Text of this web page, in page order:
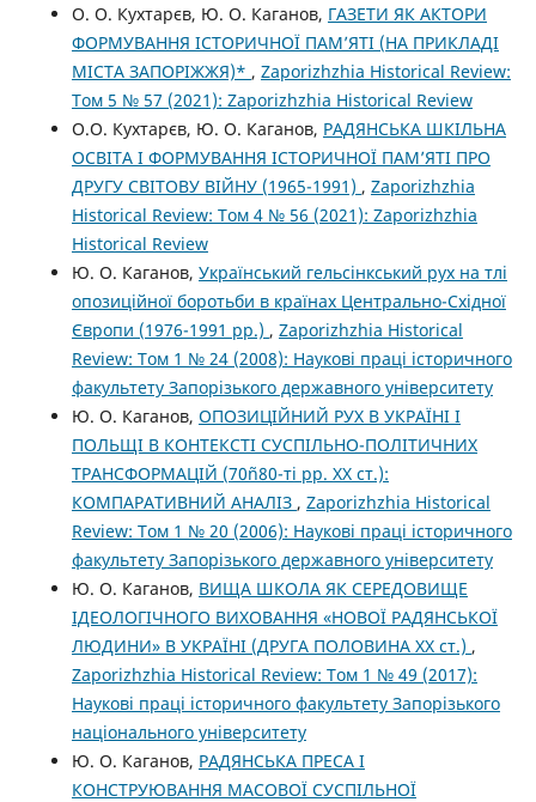
О. О. Кухтарєв, Ю. О. Каганов, ГАЗЕТИ ЯК АКТОРИ
ФОРМУВАННЯ ІСТОРИЧНОЇ ПАМ’ЯТІ (НА ПРИКЛАДІ
МІСТА ЗАПОРІЖЖЯ)* , Zaporizhzhia Historical Review:
Том 5 № 57 (2021): Zaporizhzhia Historical Review
О.О. Кухтарєв, Ю. О. Каганов, РАДЯНСЬКА ШКІЛЬНА
ОСВІТА І ФОРМУВАННЯ ІСТОРИЧНОЇ ПАМ’ЯТІ ПРО
ДРУГУ СВІТОВУ ВІЙНУ (1965-1991) , Zaporizhzhia
Historical Review: Том 4 № 56 (2021): Zaporizhzhia
Historical Review
Ю. О. Каганов, Український гельсінкський рух на тлі
опозиційної боротьби в країнах Центрально-Східної
Європи (1976-1991 рр.) , Zaporizhzhia Historical
Review: Том 1 № 24 (2008): Наукові праці історичного
факультету Запорізького державного університету
Ю. О. Каганов, ОПОЗИЦІЙНИЙ РУХ В УКРАЇНІ І
ПОЛЬЩІ В КОНТЕКСТІ СУСПІЛЬНО-ПОЛІТИЧНИХ
ТРАНСФОРМАЦІЙ (70ñ80-ті рр. XX ст.):
КОМПАРАТИВНИЙ АНАЛІЗ , Zaporizhzhia Historical
Review: Том 1 № 20 (2006): Наукові праці історичного
факультету Запорізького державного університету
Ю. О. Каганов, ВИЩА ШКОЛА ЯК СЕРЕДОВИЩЕ
ІДЕОЛОГІЧНОГО ВИХОВАННЯ «НОВОЇ РАДЯНСЬКОЇ
ЛЮДИНИ» В УКРАЇНІ (ДРУГА ПОЛОВИНА XX ст.) ,
Zaporizhzhia Historical Review: Том 1 № 49 (2017):
Наукові праці історичного факультету Запорізького
національного університету
Ю. О. Каганов, РАДЯНСЬКА ПРЕСА І
КОНСТРУЮВАННЯ МАСОВОЇ СУСПІЛЬНОЇ